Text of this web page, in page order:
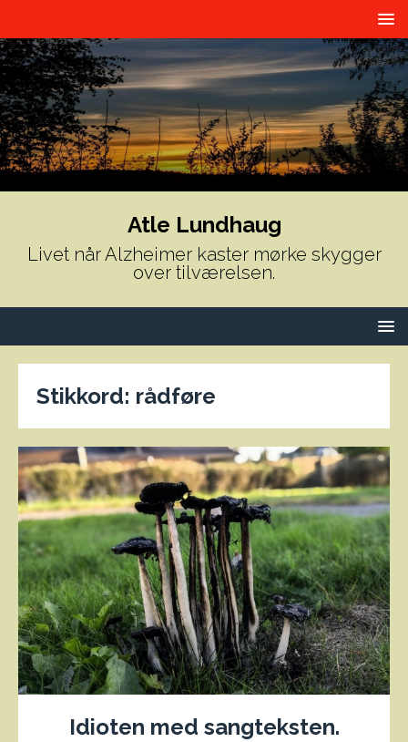
Atle Lundhaug
Livet når Alzheimer kaster mørke skygger
over tilværelsen.
Stikkord: rådføre
Idioten med sangteksten.